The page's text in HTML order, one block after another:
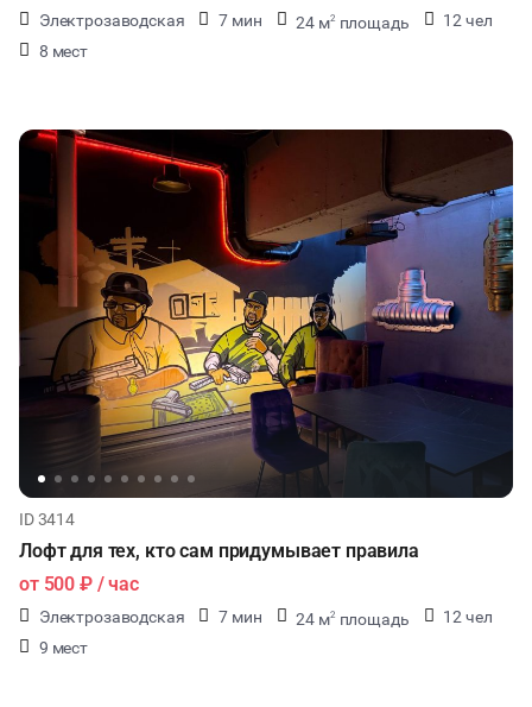
Электрозаводская 7 мин 24 м2 площадь
12 чел
8 мест
ID 3414
Лофт для тех, кто сам придумывает правила
от 500 ₽/ час
Электрозаводская 7 мин 24 м2 площадь
12 чел
9 мест